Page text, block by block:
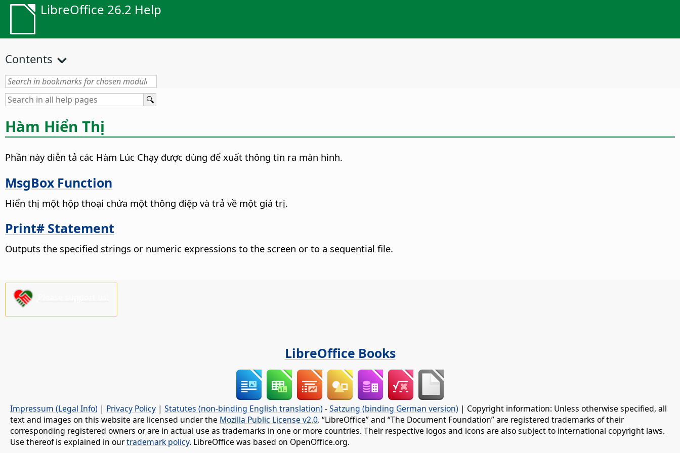
LibreOffice 26.2 Help
Contents
Hàm Hiển Thị
Phần này diễn tả các Hàm Lúc Chạy được dùng để xuất thông tin ra màn hình.
MsgBox Function
Hiển thị một hộp thoại chứa một thông điệp và trả về một giá trị.
Print# Statement
Outputs the specified strings or numeric expressions to the screen or to a sequential file.
LibreOffice Books
Impressum (Legal Info) | Privacy Policy | Statutes (non-binding English translation) -Satzung (binding German version) | Copyright information: Unless otherwise specified, all
text and images on this website are licensed under the Mozilla Public License v2.0. “LibreOffice” and “The Document Foundation” are registered trademarks of their
corresponding registered owners or are in actual use as trademarks in one or more countries. Their respective logos and icons are also subject to international copyright laws.
Use thereof is explained in ourtrademark policy. LibreOffice was based on OpenOffice.org.